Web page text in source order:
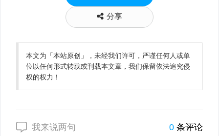
分享
本文为「本站原创」，未经我们许可，严谨任何人或单
位以任何形式转载或刊载本文章，我们保留依法追究侵
权的权力！
我来说两句 0 条评论